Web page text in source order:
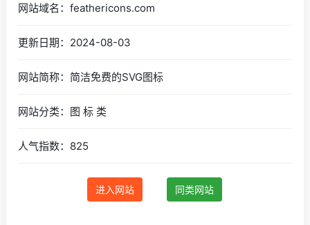
网站域名：feathericons.com
更新日期：2024-08-03
网站简称：简洁免费的SVG图标
网站分类：图 标 类
人气指数：825
进入网站 同类网站